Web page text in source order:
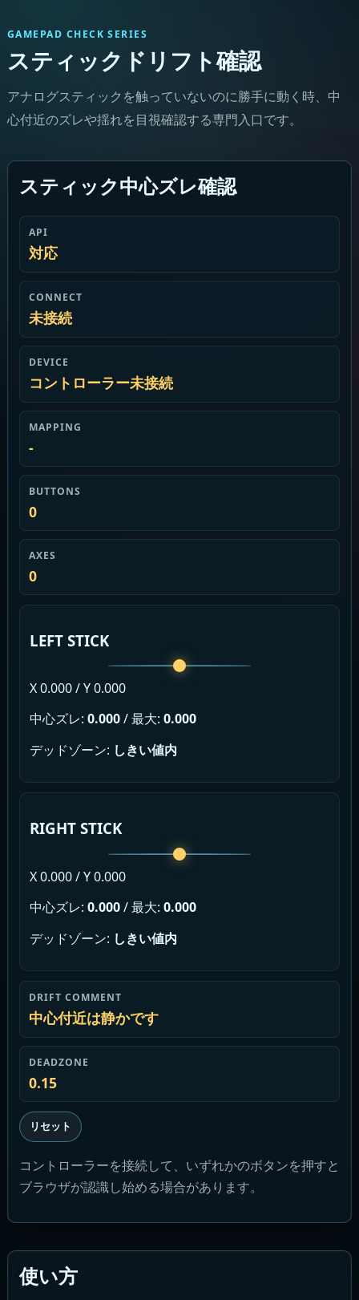
GAMEPAD CHECK SERIES
スティックドリフト確認
アナログスティックを触っていないのに勝手に動く時、中
心付近のズレや揺れを目視確認する専門入口です。
スティック中心ズレ確認
API
対応
CONNECT
未接続
DEVICE
コントローラー未接続
MAPPING
-
BUTTONS
0
AXES
0
LEFT STICK
X 0.000 / Y 0.000
中心ズレ: 0.000/ 最大: 0.000
デッドゾーン: しきい値内
RIGHT STICK
X 0.000 / Y 0.000
中心ズレ: 0.000/ 最大: 0.000
デッドゾーン: しきい値内
DRIFT COMMENT
中心付近は静かです
DEADZONE
0.15
リセット
コントローラーを接続して、いずれかのボタンを押すと
ブラウザが認識し始める場合があります。
使い方